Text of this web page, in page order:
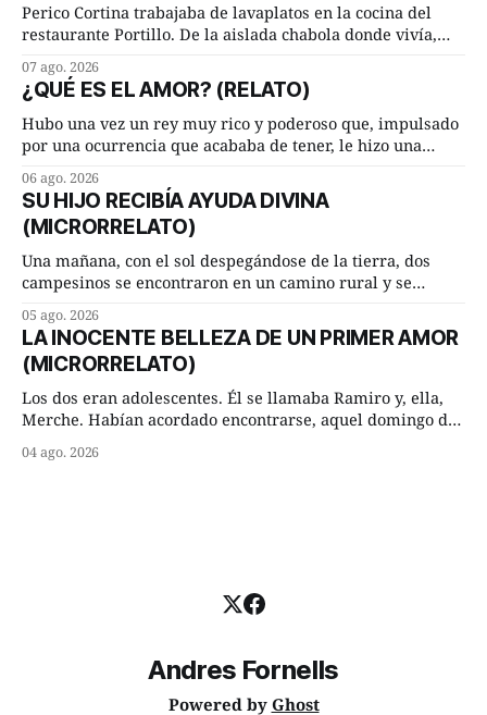
Perico Cortina trabajaba de lavaplatos en la cocina del
restaurante Portillo. De la aislada chabola donde vivía,
cuarto de hora andando a buen paso. Cierta noche,
terminada su jornada laboral caminaba él hacía su mísera
morada cundo comenzó a llover
07 ago. 2026
¿QUÉ ES EL AMOR? (RELATO)
Hubo una vez un rey muy rico y poderoso que, impulsado
por una ocurrencia que acababa de tener, le hizo una
Dime, hombre sabio, ¿qué es el amor según tú? Su
consejero, que era muy prudente y astuto le respondió de
inmediato:
06 ago. 2026
SU HIJO RECIBÍA AYUDA DIVINA
(MICRORRELATO)
Una mañana, con el sol despegándose de la tierra, dos
campesinos se encontraron en un camino rural y se
remolachas, Manuel? —quiso saber uno. —Eso acabo de
hacer, Paco. ¿Cómo va ese maíz tuyo? --se interesó el otro.
—De momento mejor
05 ago. 2026
LA INOCENTE BELLEZA DE UN PRIMER AMOR
(MICRORRELATO)
Los dos eran adolescentes. Él se llamaba Ramiro y, ella,
Merche. Habían acordado encontrarse, aquel domingo de
lugar del río que debía este nombre a la pronunciada
04 ago. 2026
Andres Fornells
Powered by Ghost